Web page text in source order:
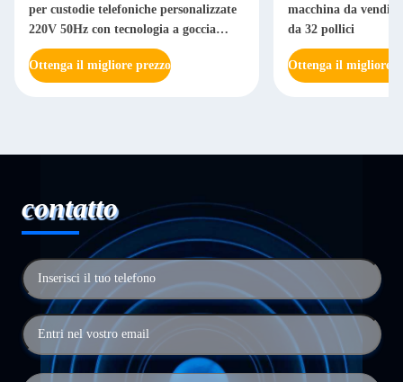
per custodie telefoniche personalizzate
220V 50Hz con tecnologia a goccia
d'inchiostro variabile
Ottenga il migliore prezzo
macchina da vendite
da 32 pollici
Ottenga il migliore
contatto